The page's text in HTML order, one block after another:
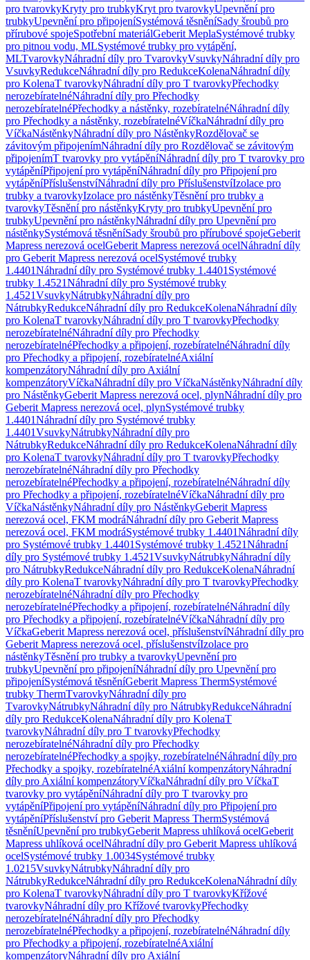
pro tvarovkyKryty pro trubkyKryt pro tvarovkyUpevnění pro
trubkyUpevnění pro připojeníSystémová těsněníSady šroubů pro
přírubové spojeSpotřební materiálGeberit MeplaSystémové trubky
pro pitnou vodu, MLSystémové trubky pro vytápění,
MLTvarovkyNáhradní díly pro TvarovkyVsuvkyNáhradní díly pro
VsuvkyRedukceNáhradní díly pro RedukceKolenaNáhradní díly
pro KolenaT tvarovkyNáhradní díly pro T tvarovkyPřechodky
nerozebíratelnéNáhradní díly pro Přechodky
nerozebíratelnéPřechodky a nástěnky, rozebíratelnéNáhradní díly
pro Přechodky a nástěnky, rozebíratelnéVíčkaNáhradní díly pro
VíčkaNástěnkyNáhradní díly pro NástěnkyRozdělovač se
závitovým připojenímNáhradní díly pro Rozdělovač se závitovým
připojenímT tvarovky pro vytápěníNáhradní díly pro T tvarovky pro
vytápěníPřipojení pro vytápěníNáhradní díly pro Připojení pro
vytápěníPříslušenstvíNáhradní díly pro PříslušenstvíIzolace pro
trubky a tvarovkyIzolace pro nástěnkyTěsnění pro trubky a
tvarovkyTěsnění pro nástěnkyKryty pro trubkyUpevnění pro
trubkyUpevnění pro nástěnkyNáhradní díly pro Upevnění pro
nástěnkySystémová těsněníSady šroubů pro přírubové spojeGeberit
Mapress nerezová ocelGeberit Mapress nerezová ocelNáhradní díly
pro Geberit Mapress nerezová ocelSystémové trubky
1.4401Náhradní díly pro Systémové trubky 1.4401 Systémové
trubky 1.4521Náhradní díly pro Systémové trubky
1.4521VsuvkyNátrubkyNáhradní díly pro
NátrubkyRedukceNáhradní díly pro RedukceKolenaNáhradní díly
pro KolenaT tvarovkyNáhradní díly pro T tvarovkyPřechodky
nerozebíratelnéNáhradní díly pro Přechodky
nerozebíratelnéPřechodky a připojení, rozebíratelnéNáhradní díly
pro Přechodky a připojení, rozebíratelnéAxiální
kompenzátoryNáhradní díly pro Axiální
kompenzátoryVíčkaNáhradní díly pro VíčkaNástěnkyNáhradní díly
pro NástěnkyGeberit Mapress nerezová ocel, plynNáhradní díly pro
Geberit Mapress nerezová ocel, plynSystémové trubky
1.4401Náhradní díly pro Systémové trubky
1.4401VsuvkyNátrubkyNáhradní díly pro
NátrubkyRedukceNáhradní díly pro RedukceKolenaNáhradní díly
pro KolenaT tvarovkyNáhradní díly pro T tvarovkyPřechodky
nerozebíratelnéNáhradní díly pro Přechodky
nerozebíratelnéPřechodky a připojení, rozebíratelnéNáhradní díly
pro Přechodky a připojení, rozebíratelnéVíčkaNáhradní díly pro
VíčkaNástěnkyNáhradní díly pro NástěnkyGeberit Mapress
nerezová ocel, FKM modráNáhradní díly pro Geberit Mapress
nerezová ocel, FKM modráSystémové trubky 1.4401Náhradní díly
pro Systémové trubky 1.4401 Systémové trubky 1.4521Náhradní
díly pro Systémové trubky 1.4521VsuvkyNátrubkyNáhradní díly
pro NátrubkyRedukceNáhradní díly pro RedukceKolenaNáhradní
díly pro KolenaT tvarovkyNáhradní díly pro T tvarovkyPřechodky
nerozebíratelnéNáhradní díly pro Přechodky
nerozebíratelnéPřechodky a připojení, rozebíratelnéNáhradní díly
pro Přechodky a připojení, rozebíratelnéVíčkaNáhradní díly pro
VíčkaGeberit Mapress nerezová ocel, příslušenstvíNáhradní díly pro
Geberit Mapress nerezová ocel, příslušenstvíIzolace pro
nástěnkyTěsnění pro trubky a tvarovkyUpevnění pro
trubkyUpevnění pro připojeníNáhradní díly pro Upevnění pro
připojeníSystémová těsněníGeberit Mapress ThermSystémové
trubky ThermTvarovkyNáhradní díly pro
TvarovkyNátrubkyNáhradní díly pro NátrubkyRedukceNáhradní
díly pro RedukceKolenaNáhradní díly pro KolenaT
tvarovkyNáhradní díly pro T tvarovkyPřechodky
nerozebíratelnéNáhradní díly pro Přechodky
nerozebíratelnéPřechodky a spojky, rozebíratelnéNáhradní díly pro
Přechodky a spojky, rozebíratelnéAxiální kompenzátoryNáhradní
díly pro Axiální kompenzátoryVíčkaNáhradní díly pro VíčkaT
tvarovky pro vytápěníNáhradní díly pro T tvarovky pro
vytápěníPřipojení pro vytápěníNáhradní díly pro Připojení pro
vytápěníPříslušenství pro Geberit Mapress ThermSystémová
těsněníUpevnění pro trubkyGeberit Mapress uhlíková ocelGeberit
Mapress uhlíková ocelNáhradní díly pro Geberit Mapress uhlíková
ocelSystémové trubky 1.0034Systémové trubky
1.0215VsuvkyNátrubkyNáhradní díly pro
NátrubkyRedukceNáhradní díly pro RedukceKolenaNáhradní díly
pro KolenaT tvarovkyNáhradní díly pro T tvarovkyKřížové
tvarovkyNáhradní díly pro Křížové tvarovkyPřechodky
nerozebíratelnéNáhradní díly pro Přechodky
nerozebíratelnéPřechodky a připojení, rozebíratelnéNáhradní díly
pro Přechodky a připojení, rozebíratelnéAxiální
kompenzátoryNáhradní díly pro Axiální